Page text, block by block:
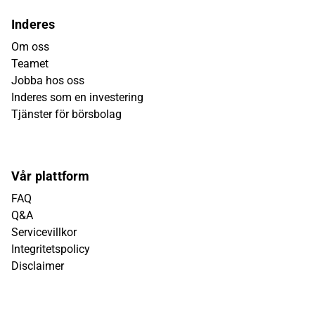
Inderes
Om oss
Teamet
Jobba hos oss
Inderes som en investering
Tjänster för börsbolag
Vår plattform
FAQ
Q&A
Servicevillkor
Integritetspolicy
Disclaimer